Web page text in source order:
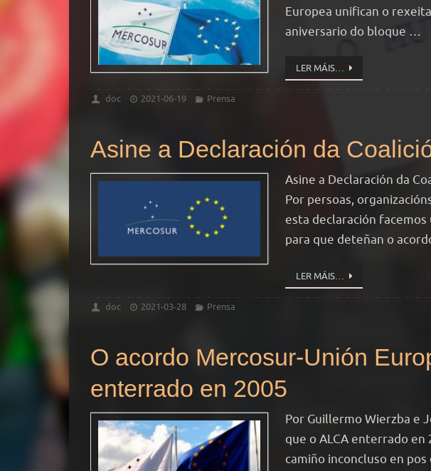
Europea unifican o
aniversario do bloque …
LER MÁIS…
doc 2021-06-19 Prensa
Asine a Declaración da
Asine a Declaración da
Por persoas,
esta declaración
para que deteñan o
LER MÁIS…
doc 2021-03-28 Prensa
O acordo Mercosur-Unión
enterrado en 2005
Por Guillermo Wierzba e
que o ALCA enterrado
camiño inconcluso en